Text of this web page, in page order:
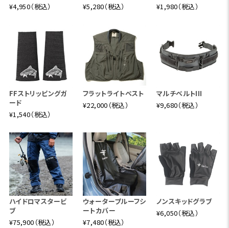
¥4,950（税込） ¥5,280（税込） ¥1,980（税込）
FFストリッピングガ
ード
¥1,540（税込）
フラットライトベスト
¥22,000（税込）
マルチベルトIII
¥9,680（税込）
ハイドロマスタービ
ブ
¥75,900（税込）
ウォータープルーフシ
ートカバー
¥7,480（税込）
ノンスキッドグラブ
¥6,050（税込）